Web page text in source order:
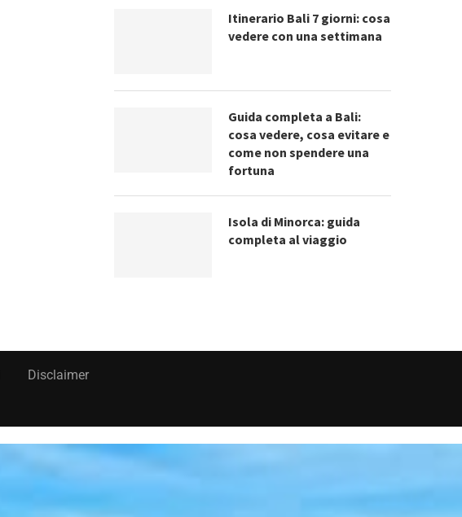
Itinerario Bali 7 giorni: cosa
vedere con una settimana
Guida completa a Bali:
cosa vedere, cosa evitare e
come non spendere una
fortuna
Isola di Minorca: guida
completa al viaggio
Disclaimer